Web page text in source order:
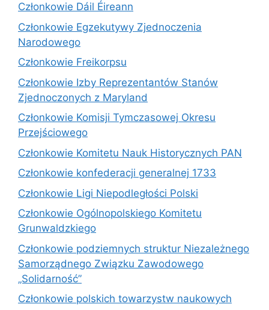
Członkowie Dáil Éireann
Członkowie Egzekutywy Zjednoczenia
Narodowego
Członkowie Freikorpsu
Członkowie Izby Reprezentantów Stanów
Zjednoczonych z Maryland
Członkowie Komisji Tymczasowej Okresu
Przejściowego
Członkowie Komitetu Nauk Historycznych PAN
Członkowie konfederacji generalnej 1733
Członkowie Ligi Niepodległości Polski
Członkowie Ogólnopolskiego Komitetu
Grunwaldzkiego
Członkowie podziemnych struktur Niezależnego
Samorządnego Związku Zawodowego
„Solidarność”
Członkowie polskich towarzystw naukowych